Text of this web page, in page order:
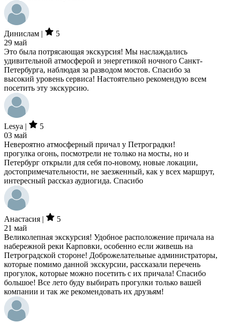
Динислам |
5
29 май
Это была потрясающая экскурсия! Мы наслаждались
удивительной атмосферой и энергетикой ночного Санкт-
Петербурга, наблюдая за разводом мостов. Спасибо за
высокий уровень сервиса! Настоятельно рекомендую всем
посетить эту экскурсию.
Lesya |
5
03 май
Невероятно атмосферный причал у Петроградки!
прогулка огонь, посмотрели не только на мосты, но и
Петербург открыли для себя по-новому, новые локации,
достопримечательности, не заезженный, как у всех маршрут,
интересный рассказ аудиогида. Спасибо
Анастасия |
5
21 май
Великолепная экскурсия! Удобное расположение причала на
набережной реки Карповки, особенно если живешь на
Петроградской стороне! Доброжелательные администраторы,
которые помимо данной экскурсии, рассказали перечень
прогулок, которые можно посетить с их причала! Спасибо
большое! Все лето буду выбирать прогулки только вашей
компании и так же рекомендовать их друзьям!